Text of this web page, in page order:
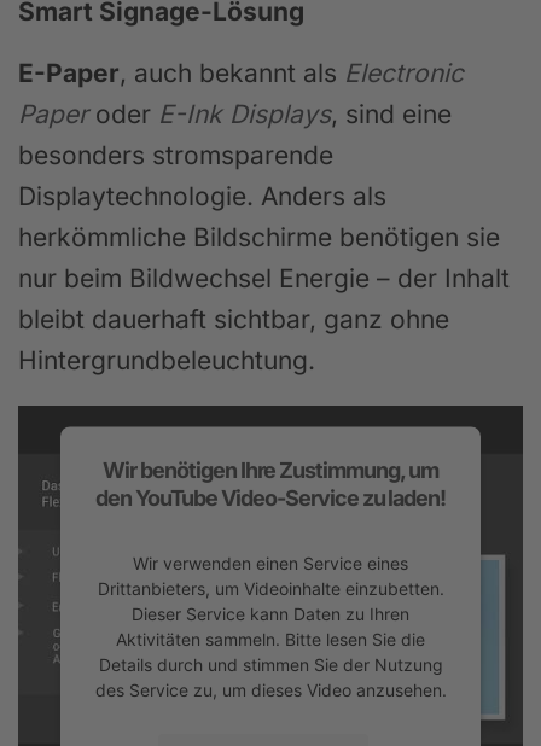
Smart Signage-Lösung
E-Paper, auch bekannt als Electronic
Paperoder E-Ink Displays, sind eine
besonders stromsparende
Displaytechnologie. Anders als
herkömmliche Bildschirme benötigen sie
nur beim Bildwechsel Energie – der Inhalt
bleibt dauerhaft sichtbar, ganz ohne
Hintergrundbeleuchtung.
Wir benötigen Ihre Zustimmung, um
den YouTube Video-Service zu laden!
Wir verwenden einen Service eines
Drittanbieters, um Videoinhalte einzubetten.
Dieser Service kann Daten zu Ihren
Aktivitäten sammeln. Bitte lesen Sie die
Details durch und stimmen Sie der Nutzung
des Service zu, um dieses Video anzusehen.